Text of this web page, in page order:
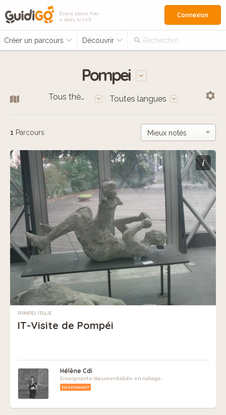
Every place has
a story to tell
Créer un parcours Découvrir Rechercher…
Connexion
Pompei
Tous thèmes Toutes langues
1 Parcours
i
POMPEI, ITALIE
IT-Visite de Pompéi
Hélène Cdi
Enseignante documentaliste en collège.
ENSEIGNANT